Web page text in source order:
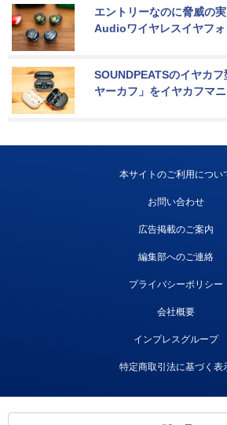
エントリーなのに脅威の
Audioワイヤレスイヤフォ
SOUNDPEATSのイヤカ
ヤーカフ」をイヤカフマ
本サイトのご利用につい
お問い合わせ
広告掲載のご案内
編集部へのご連絡
プライバシーポリシー
会社概要
インプレスグループ
特定商取引法に基づく表